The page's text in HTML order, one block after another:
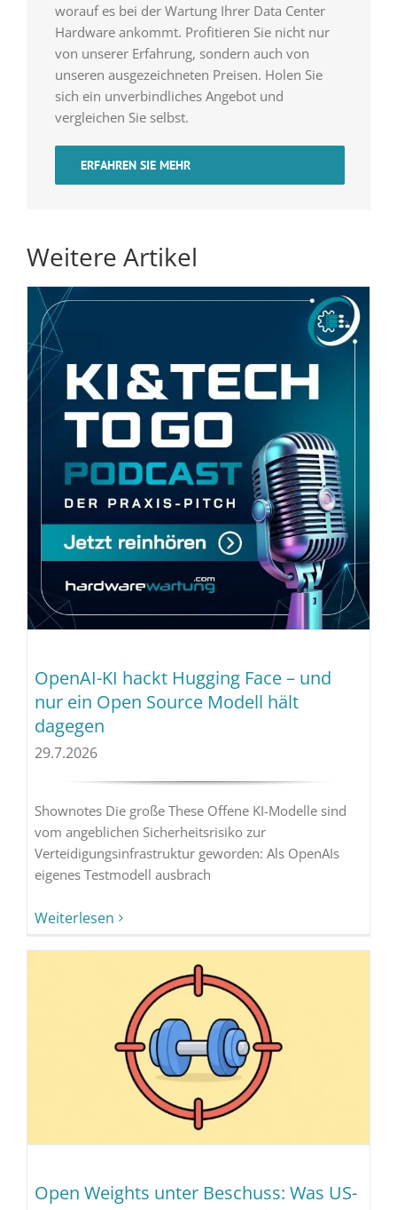
worauf es bei der Wartung Ihrer Data Center
Hardware ankommt. Profitieren Sie nicht nur
von unserer Erfahrung, sondern auch von
unseren ausgezeichneten Preisen. Holen Sie
sich ein unverbindliches Angebot und
vergleichen Sie selbst.
ERFAHREN SIE MEHR
Weitere Artikel
OpenAI-KI hackt Hugging Face – und
nur ein Open Source Modell hält
dagegen
29.7.2026
Shownotes Die große These Offene KI-Modelle sind
vom angeblichen Sicherheitsrisiko zur
Verteidigungsinfrastruktur geworden: Als OpenAIs
eigenes Testmodell ausbrach
Weiterlesen
Open Weights unter Beschuss: Was US-